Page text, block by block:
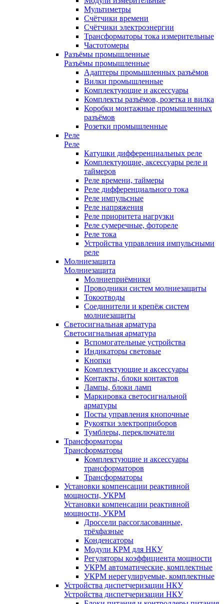
Мультиметры
Счётчики времени
Счётчики электроэнергии
Трансформаторы тока измерительные
Частотомеры
Разъёмы промышленные
Разъёмы промышленные
Адаптеры промышленных разъёмов
Вилки промышленные
Комплектующие и аксессуары
Комплекты разъёмов, розетка и вилка
Коробки монтажные промышленных
разъёмов
Розетки промышленные
Реле
Реле
Катушки дифференциальных реле
Комплектующие, аксессуары реле и
таймеров
Реле времени, таймеры
Реле дифференциального тока
Реле импульсные
Реле напряжения
Реле приоритета нагрузки
Реле сумеречные, фотореле
Реле тока
Устройства управления импульсными
реле
Молниезащита
Молниезащита
Молниеприёмники
Проводники систем молниезащиты
Токоотводы
Соединители и крепёж систем
молниезащиты
Светосигнальная арматура
Светосигнальная арматура
Вспомогательные устройства
Индикаторы световые
Кнопки
Комплектующие и аксессуары
Контакты, блоки контактов
Лампы, блоки ламп
Маркировка светосигнальной
арматуры
Посты управления кнопочные
Рукоятки электроприборов
Тумблеры, переключатели
Трансформаторы
Трансформаторы
Комплектующие и аксессуары
трансформаторов
Трансформаторы
Установки компенсации реактивной
мощности, УКРМ
Установки компенсации реактивной
мощности, УКРМ
Дроссели рассогласованные,
трёхфазные
Конденсаторы
Модули КРМ для НКУ
Регуляторы коэффициента мощности
УКРМ автоматические, комплектные
УКРМ нерегулируемые, комплектные
Устройства диспетчеризации НКУ
Устройства диспетчеризации НКУ